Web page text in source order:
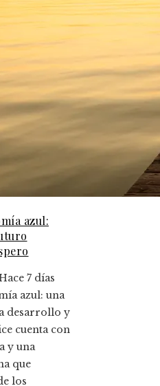
azul:
7 días
azul: una
desarrollo y
cuenta con
y una
que
los